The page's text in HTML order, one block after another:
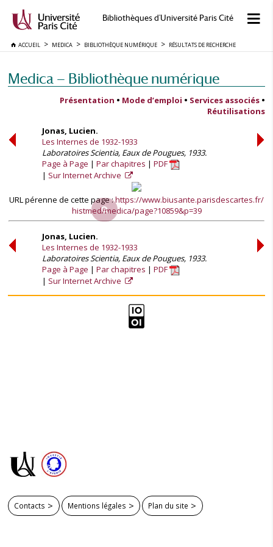
Bibliothèques d'Université Paris Cité
ACCUEIL MEDICA BIBLIOTHÈQUE NUMÉRIQUE RÉSULTATS DE RECHERCHE
Medica — Bibliothèque numérique
Présentation • Mode d’emploi • Services associés •
Réutilisations
Jonas, Lucien.
Les Internes de 1932-1933
Laboratoires Scientia, Eaux de Pougues, 1933.
Page à Page
Par chapitres
PDF
Sur Internet Archive
URL pérenne de cette page :https://www.biusante.parisdescartes.fr/
histmed/medica/page?10859&p=39
Jonas, Lucien.
Les Internes de 1932-1933
Laboratoires Scientia, Eaux de Pougues, 1933.
Page à Page
Par chapitres
PDF
Sur Internet Archive
Contacts Mentions légales Plan du site